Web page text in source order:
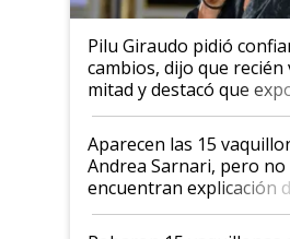
Pilu Giraudo pidió
cambios, dijo que recién
mitad y destacó que
ser "para unos pocos":
mandato muy claro del
nacional"
Aparecen las 15
Andrea Sarnari, pero no
encuentran explicación
cómo llegaron allí